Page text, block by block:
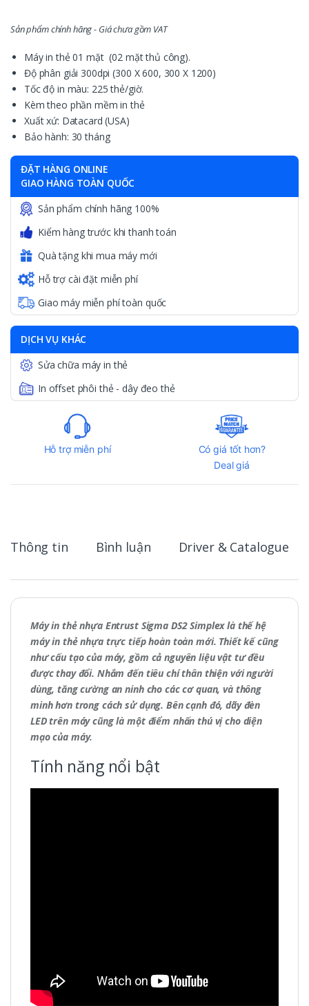
Sản phẩm chính hãng - Giá chưa gồm VAT
Máy in thẻ 01 mặt (02 mặt thủ công).
Độ phân giải 300dpi (300 X 600, 300 X 1200)
Tốc độ in màu: 225 thẻ/giờ.
Kèm theo phần mềm in thẻ
Xuất xứ: Datacard (USA)
Bảo hành: 30 tháng
ĐẶT HÀNG ONLINE
GIAO HÀNG TOÀN QUỐC
Sản phẩm chính hãng 100%
Kiểm hàng trước khi thanh toán
Quà tặng khi mua máy mới
Hỗ trợ cài đặt miễn phí
Giao máy miễn phí toàn quốc
DỊCH VỤ KHÁC
Sửa chữa máy in thẻ
In offset phôi thẻ - dây đeo thẻ
Hỗ trợ miễn phí
Có giá tốt hơn?
Deal giá
Thông tin Bình luận Driver & Catalogue
Máy in thẻ nhựa Entrust Sigma DS2 Simplex là thế hệ
máy in thẻ nhựa trực tiếp hoàn toàn mới. Thiết kế cũng
như cấu tạo của máy, gồm cả nguyên liệu vật tư đều
được thay đổi. Nhắm đến tiêu chí thân thiện với người
dùng, tăng cường an ninh cho các cơ quan, và thông
minh hơn trong cách sử dụng. Bên cạnh đó, dãy đèn
LED trên máy cũng là một điểm nhấn thú vị cho diện
mạo của máy.
Tính năng nổi bật